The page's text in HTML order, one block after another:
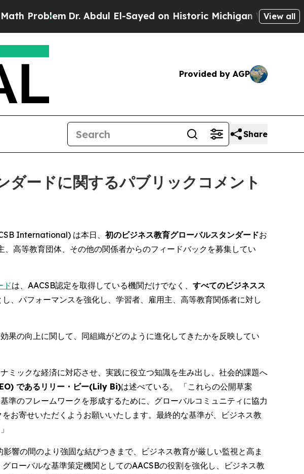
Dr. Abdul El-Sayed on Historic Michigan Win: “PeopleView all
Provided by AGP
Share
ダードに関するパブリックコメント
International) は本日、 初のビジネス教育グローバルスタンダードお
高等教育団体、その他の関係者からのフィードバックを募集してい
ドは、AACSB認定を取得している機関だけでなく、 すべてのビジネスス
、パフォーマンスを強化し、学習者、雇用主、高等教育関係者に対し
果の向上に関して、同組織がどのように進化してきたかを反映してい
ミックな経済に対応させ、実践に役立つ知識を生み出し、社会的課題へ
であるリリー・ビー(Lily Bi)は述べている。 「これらの公開草案
準のフレームワークを形成するために、グローバルコミュニティに協力
お寄せいただくようお願いいたします。最終的な基準が、ビジネス教
響の間のより強固な結びつきまで、ビジネス教育が厳しい監視と高ま
ローバルな基準策定機関としてのAACSBの役割を強化し、ビジネス教